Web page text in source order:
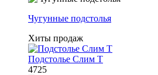
Чугунные подстолья
Хиты продаж
Подстолье Слим Т
4725